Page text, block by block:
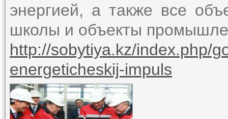
энергией, а также все
школы и объекты
http://sobytiya.kz/index.php/
energeticheskij-impuls